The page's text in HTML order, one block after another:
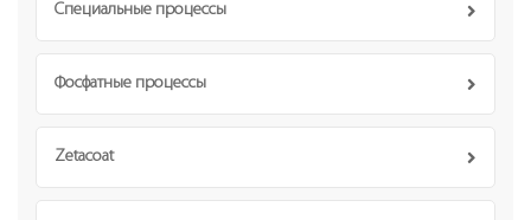
Специальные процессы
Фосфатные процессы
Zetacoat